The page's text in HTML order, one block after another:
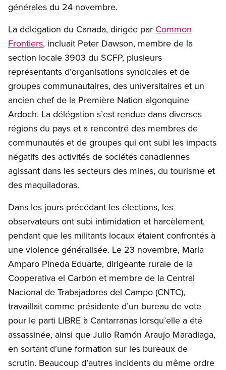
générales du 24 novembre.
La délégation du Canada, dirigée par Common
Frontiers, incluait Peter Dawson, membre de la
section locale 3903 du SCFP, plusieurs
représentants d’organisations syndicales et de
groupes communautaires, des universitaires et un
ancien chef de la Première Nation algonquine
Ardoch. La délégation s’est rendue dans diverses
régions du pays et a rencontré des membres de
communautés et de groupes qui ont subi les impacts
négatifs des activités de sociétés canadiennes
agissant dans les secteurs des mines, du tourisme et
des maquiladoras.
Dans les jours précédant les élections, les
observateurs ont subi intimidation et harcèlement,
pendant que les militants locaux étaient confrontés à
une violence généralisée. Le 23 novembre, Maria
Amparo Pineda Eduarte, dirigeante rurale de la
Cooperativa el Carbón et membre de la Central
Nacional de Trabajadores del Campo (CNTC),
travaillait comme présidente d’un bureau de vote
pour le parti LIBRE à Cantarranas lorsqu’elle a été
assassinée, ainsi que Julio Ramón Araujo Maradiaga,
en sortant d’une formation sur les bureaux de
scrutin. Beaucoup d’autres incidents du même ordre